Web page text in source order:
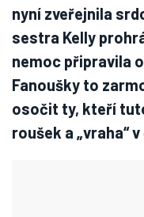
nyní zveřejnila
sestra Kelly
nemoc připravila
Fanoušky to
osočit ty, kteří
roušek a „vraha“